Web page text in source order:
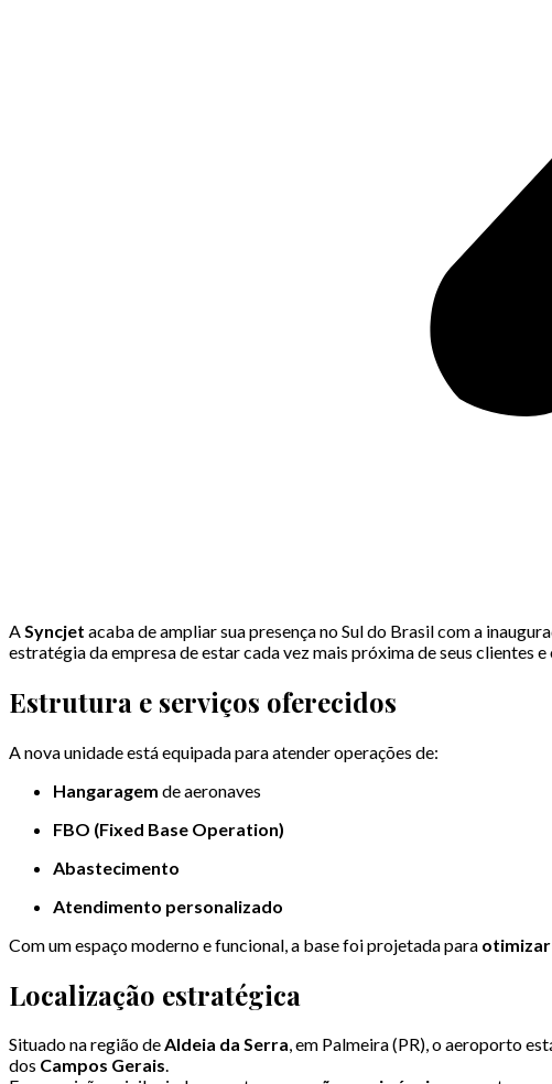
ASyncjet acaba de ampliar sua presença no Sul do Brasil com a
estratégia da empresa de estar cada vez mais próxima de seus clientes
Estrutura e serviços oferecidos
A nova unidade está equipada para atender operações de:
Hangaragem de aeronaves
FBO (Fixed Base Operation)
Abastecimento
Atendimento personalizado
Com um espaço moderno e funcional, a base foi projetada para
Localização estratégica
Situado na região deAldeia da Serra, em Palmeira (PR), o aeroporto
dos Campos Gerais.